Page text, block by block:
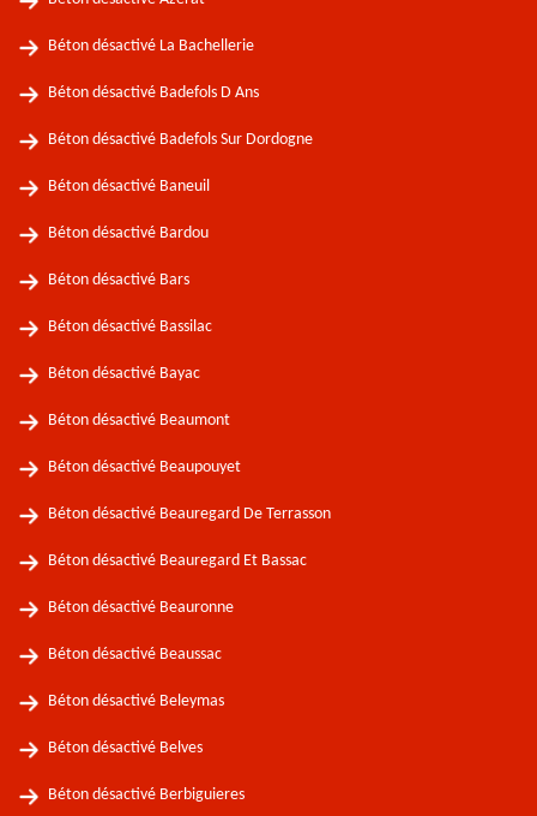
Béton désactivé La Bachellerie
Béton désactivé Badefols D Ans
Béton désactivé Badefols Sur Dordogne
Béton désactivé Baneuil
Béton désactivé Bardou
Béton désactivé Bars
Béton désactivé Bassilac
Béton désactivé Bayac
Béton désactivé Beaumont
Béton désactivé Beaupouyet
Béton désactivé Beauregard De Terrasson
Béton désactivé Beauregard Et Bassac
Béton désactivé Beauronne
Béton désactivé Beaussac
Béton désactivé Beleymas
Béton désactivé Belves
Béton désactivé Berbiguieres